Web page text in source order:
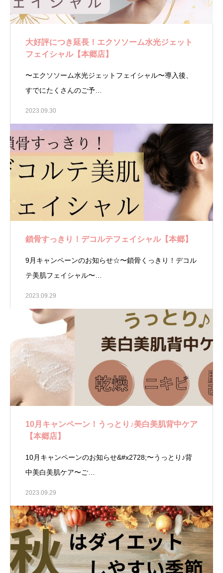
大好評につき延長！エクソソーム水光ジェット
フェイシャル【本郷店】
〜エクソソーム水光ジェットフェイシャル〜導入後、
すでにたくさんのご予…
2023.09.30
鎖骨すっきり！デコルテフェイシャル【本郷】
9月キャンペーンのお知らせ☆〜鎖骨くっきり！デコル
テ美肌フェイシャル〜…
2023.09.29
10月キャンペーン！うっとり♪美白美肌背中ケア
【本郷店】
10月キャンペーンのお知らせ&#x2728;〜うっとり♪背
中美白美肌ケア〜ご…
2023.09.29